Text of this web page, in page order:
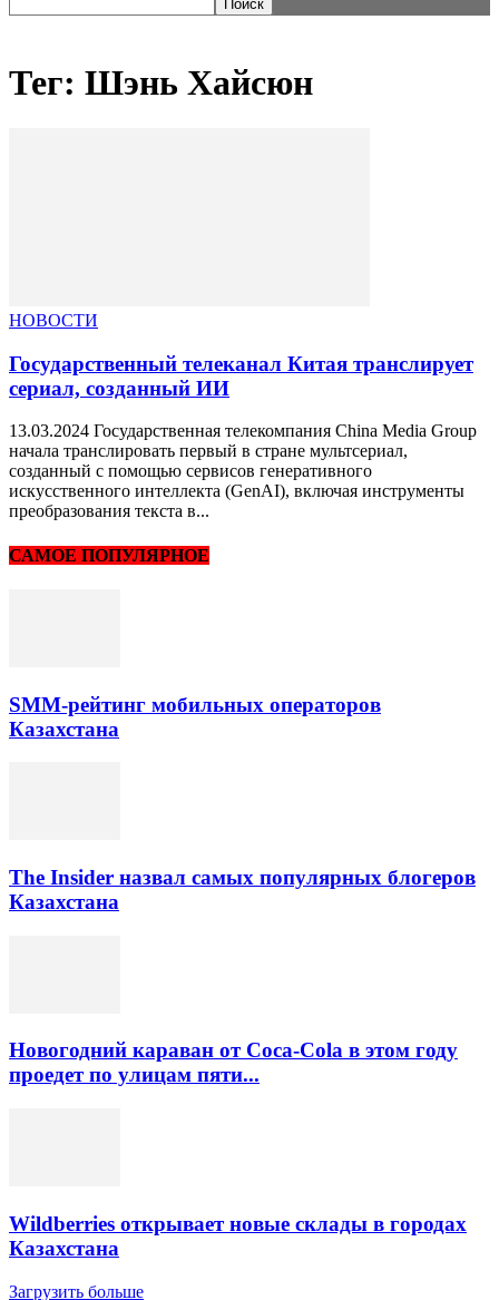
Тег: Шэнь Хайсюн
НОВОСТИ
Государственный телеканал Китая транслирует
сериал, созданный ИИ
13.03.2024 Государственная телекомпания China Media Group
начала транслировать первый в стране мультсериал,
созданный с помощью сервисов генеративного
искусственного интеллекта (GenAI), включая инструменты
преобразования текста в...
САМОЕ ПОПУЛЯРНОЕ
SMM-рейтинг мобильных операторов
Казахстана
The Insider назвал самых популярных блогеров
Казахстана
Новогодний караван от Coca-Cola в этом году
проедет по улицам пяти...
Wildberries открывает новые склады в городах
Казахстана
Загрузить больше